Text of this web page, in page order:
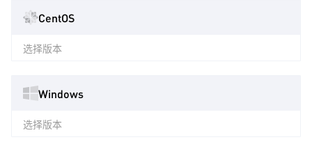
CentOS
选择版本
Windows
选择版本